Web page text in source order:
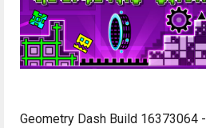
Geometry Dash Build 16373064 -